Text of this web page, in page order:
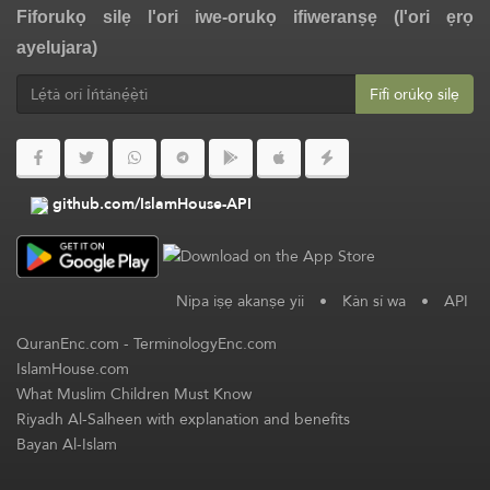
Fiforukọ silẹ l'ori iwe-orukọ ifiweranṣẹ (l'ori ẹrọ
ayelujara)
Fífi orúkọ silẹ
github.com/IslamHouse-API
Nipa iṣẹ akanṣe yii • Kàn sí wa • API
QuranEnc.com-TerminologyEnc.com
IslamHouse.com
What Muslim Children Must Know
Riyadh Al-Salheen with explanation and benefits
Bayan Al-Islam